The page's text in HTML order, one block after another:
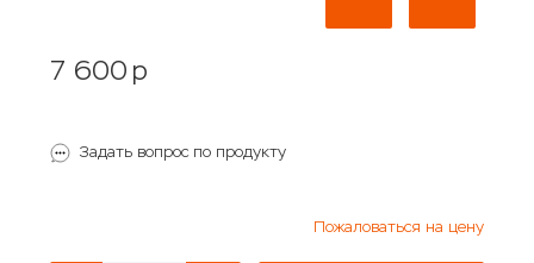
7 600 p
Задать вопрос по продукту
Пожаловаться на цену